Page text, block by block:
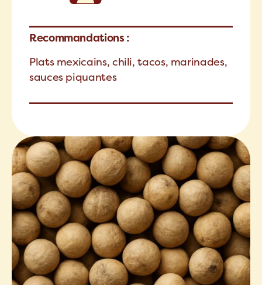
Recommandations :
Plats mexicains, chili, tacos, marinades,
sauces piquantes